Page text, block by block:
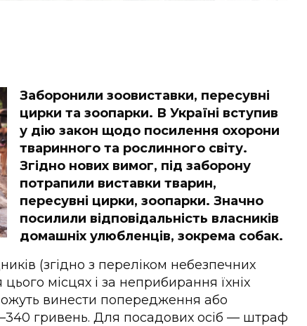
Заборонили зоовиставки, пересувні
цирки та зоопарки. В Україні вступив
у дію закон щодо посилення охорони
тваринного та рослинного світу.
Згідно нових вимог, під заборону
потрапили виставки тварин,
пересувні цирки, зоопарки. Значно
посилили відповідальність власників
домашніх улюбленців, зокрема собак.
(згідно з переліком небезпечних
місцях і за неприбирання їхніх
винести попередження або
гривень. Для посадових осіб — штраф